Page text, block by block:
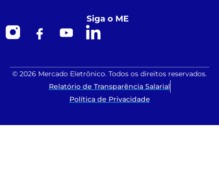
Siga o ME
© 2026 Mercado Eletrônico. Todos os direitos reservados.
Relatório de Transparência Salarial
Política de Privacidade